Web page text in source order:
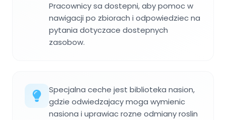
Pracownicy sa dostepni, aby pomoc w
nawigacji po zbiorach i odpowiedziec na
pytania dotyczace dostepnych
zasobow.
Specjalna ceche jest biblioteka nasion,
gdzie odwiedzajacy moga wymienic
nasiona i uprawiac rozne odmiany roslin